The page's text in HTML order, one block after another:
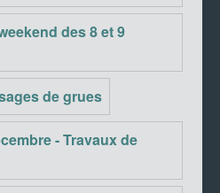
des 8 et 9
de grues
- Travaux de